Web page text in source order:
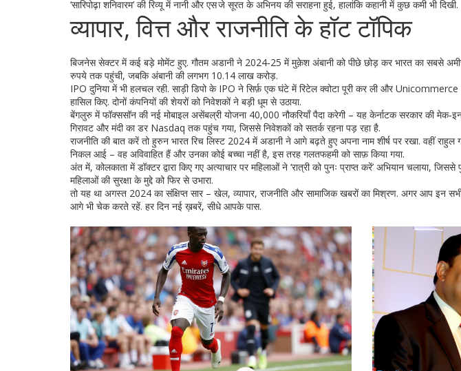
‘सारिपोढ़ा शनिवारम’ की रिव्यू में नानी और एस जे सूरत के अभिनय की सराहना हुई, हालांकि कहानी में कुछ कमी भी दिखी.
व्यापार, वित्त और राजनीति के हॉट टॉपिक
बिजनेस सेक्टर में कई बड़े मोमेंट हुए. गौतम अडानी ने 2024‑25 में मुक़ेश अंबानी को पीछे छोड़ कर भारत का सबसे
रुपये तक पहुंची, जबकि अंबानी की लगभग 10.14 लाख करोड़.
IPO दुनिया में भी हलचल रही. साड़ी डिपो के IPO ने सिर्फ़ एक घंटे में रिटेल क्वोटा पूरी कर ली और
हासिल किए. दोनों कंपनियों की शेयरों को निवेशकों ने बड़ी धूम से उठाया.
बेंगलुरु में फॉक्ससॉन की नई मोबाइल असेंबल्री योजना 40,000 नौकरियाँ पैदा करेगी – यह केर्नाटक सरकार की मेक‑इन
गिरावट और मंदी का डर Nasdaq तक पहुंच गया, जिससे निवेशकों को सतर्क रहना पड़ रहा है.
राजनीति की बात करें तो हुरुन भारत रिच लिस्ट 2024 में अडानी ने आगे बढ़ते हुए अपना नाम शीर्ष पर रखा. वहीं
निकल आई – वह अविवाहित हैं और उनका कोई बच्चा नहीं है, इस तरह गलतफहमी को साफ़ किया गया.
अंत में, कोलकाता में डॉक्टर द्वारा किए गए अत्याचार पर महिलाओं ने ‘रात्री को पुनः प्राप्त करें’ अभियान चलाया,
महिलाओं की सुरक्षा के मुद्दे को फिर से उभारा.
तो यह था अगस्त 2024 का संक्षिप्त सार – खेल, व्यापार, राजनीति और सामाजिक खबरों का मिश्रण. अगर आप इन
आगे भी चेक करते रहें. हर दिन नई ख़बरें, सीधे आपके पास.